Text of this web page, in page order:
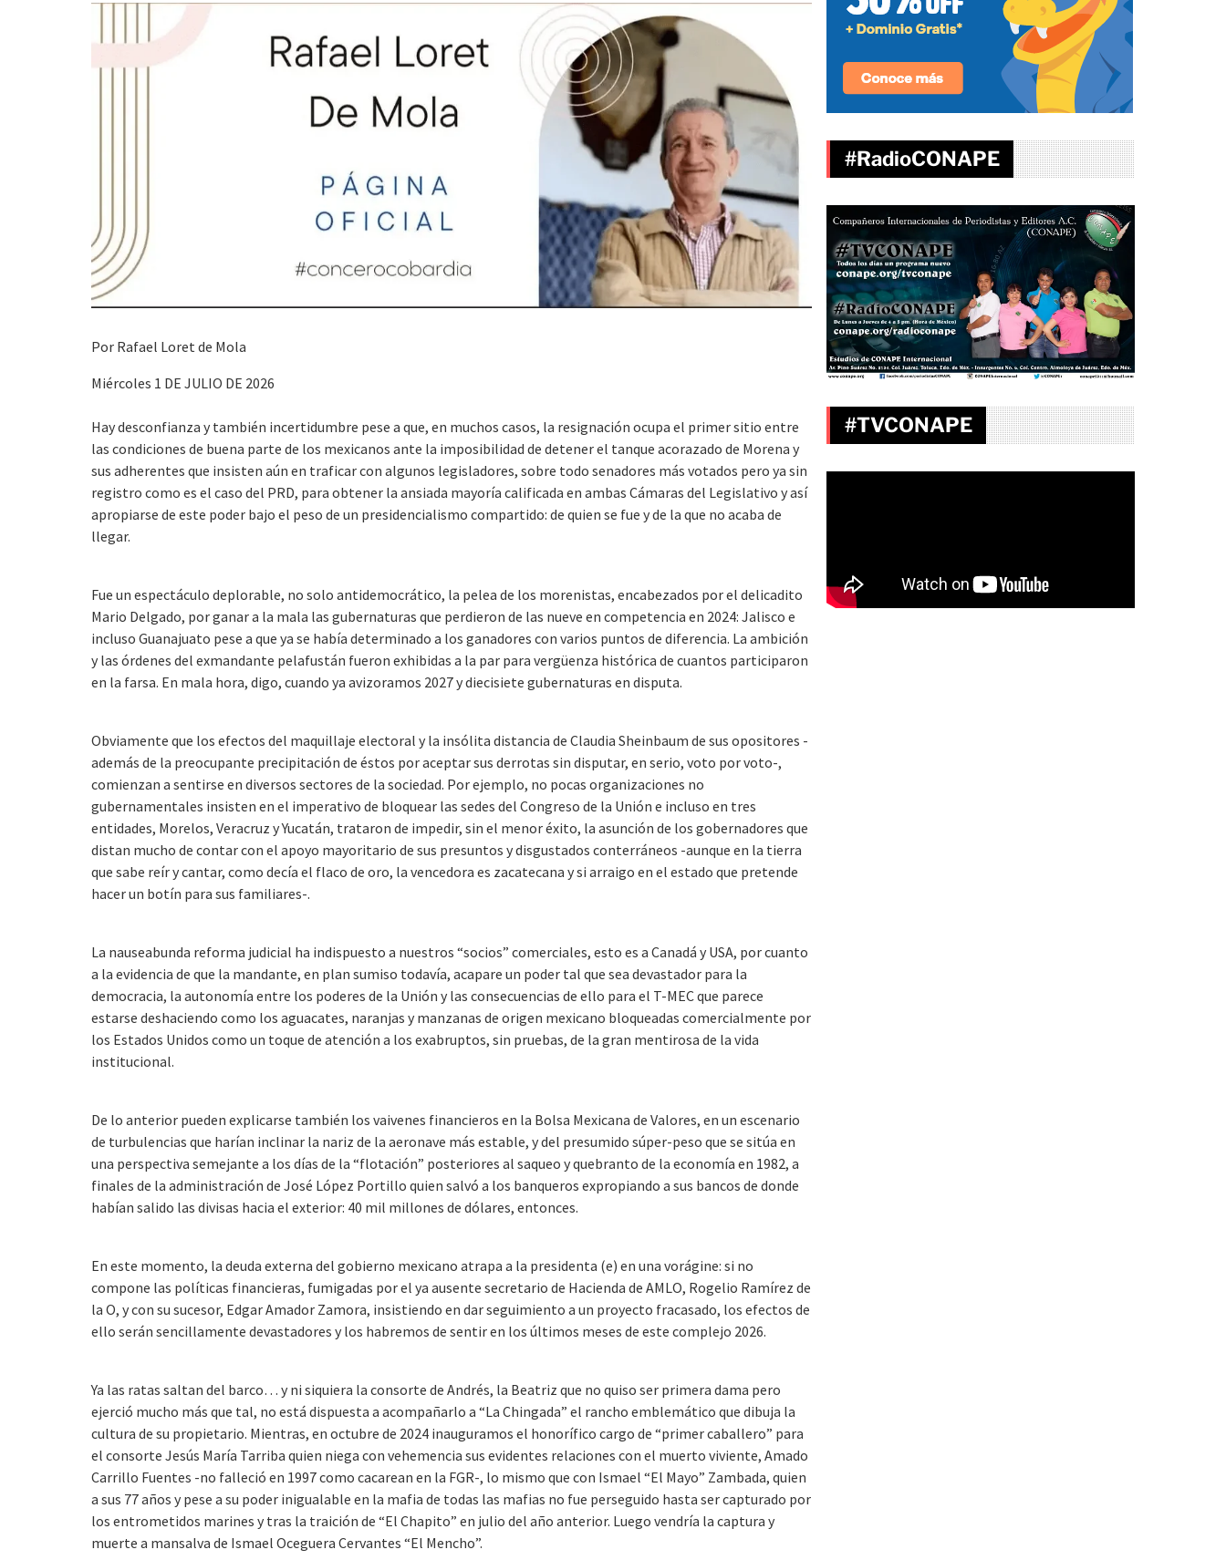
Por Rafael Loret de Mola
Miércoles 1 DE JULIO DE 2026
Hay desconfianza y también incertidumbre pese a que, en muchos casos, la resignación ocupa el primer sitio entre
las condiciones de buena parte de los mexicanos ante la imposibilidad de detener el tanque acorazado de Morena y
sus adherentes que insisten aún en traficar con algunos legisladores, sobre todo senadores más votados pero ya sin
registro como es el caso del PRD, para obtener la ansiada mayoría calificada en ambas Cámaras del Legislativo y así
apropiarse de este poder bajo el peso de un presidencialismo compartido: de quien se fue y de la que no acaba de
llegar.
Fue un espectáculo deplorable, no solo antidemocrático, la pelea de los morenistas, encabezados por el delicadito
Mario Delgado, por ganar a la mala las gubernaturas que perdieron de las nueve en competencia en 2024: Jalisco e
incluso Guanajuato pese a que ya se había determinado a los ganadores con varios puntos de diferencia. La ambición
y las órdenes del exmandante pelafustán fueron exhibidas a la par para vergüenza histórica de cuantos participaron
en la farsa. En mala hora, digo, cuando ya avizoramos 2027 y diecisiete gubernaturas en disputa.
Obviamente que los efectos del maquillaje electoral y la insólita distancia de Claudia Sheinbaum de sus opositores -
además de la preocupante precipitación de éstos por aceptar sus derrotas sin disputar, en serio, voto por voto-,
comienzan a sentirse en diversos sectores de la sociedad. Por ejemplo, no pocas organizaciones no
gubernamentales insisten en el imperativo de bloquear las sedes del Congreso de la Unión e incluso en tres
entidades, Morelos, Veracruz y Yucatán, trataron de impedir, sin el menor éxito, la asunción de los gobernadores que
distan mucho de contar con el apoyo mayoritario de sus presuntos y disgustados conterráneos -aunque en la tierra
que sabe reír y cantar, como decía el flaco de oro, la vencedora es zacatecana y si arraigo en el estado que pretende
hacer un botín para sus familiares-.
La nauseabunda reforma judicial ha indispuesto a nuestros “socios” comerciales, esto es a Canadá y USA, por cuanto
a la evidencia de que la mandante, en plan sumiso todavía, acapare un poder tal que sea devastador para la
democracia, la autonomía entre los poderes de la Unión y las consecuencias de ello para el T-MEC que parece
estarse deshaciendo como los aguacates, naranjas y manzanas de origen mexicano bloqueadas comercialmente por
los Estados Unidos como un toque de atención a los exabruptos, sin pruebas, de la gran mentirosa de la vida
institucional.
De lo anterior pueden explicarse también los vaivenes financieros en la Bolsa Mexicana de Valores, en un escenario
de turbulencias que harían inclinar la nariz de la aeronave más estable, y del presumido súper-peso que se sitúa en
una perspectiva semejante a los días de la “flotación” posteriores al saqueo y quebranto de la economía en 1982, a
finales de la administración de José López Portillo quien salvó a los banqueros expropiando a sus bancos de donde
habían salido las divisas hacia el exterior: 40 mil millones de dólares, entonces.
En este momento, la deuda externa del gobierno mexicano atrapa a la presidenta (e) en una vorágine: si no
compone las políticas financieras, fumigadas por el ya ausente secretario de Hacienda de AMLO, Rogelio Ramírez de
la O, y con su sucesor, Edgar Amador Zamora, insistiendo en dar seguimiento a un proyecto fracasado, los efectos de
ello serán sencillamente devastadores y los habremos de sentir en los últimos meses de este complejo 2026.
Ya las ratas saltan del barco… y ni siquiera la consorte de Andrés, la Beatriz que no quiso ser primera dama pero
ejerció mucho más que tal, no está dispuesta a acompañarlo a “La Chingada” el rancho emblemático que dibuja la
cultura de su propietario. Mientras, en octubre de 2024 inauguramos el honorífico cargo de “primer caballero” para
el consorte Jesús María Tarriba quien niega con vehemencia sus evidentes relaciones con el muerto viviente, Amado
Carrillo Fuentes -no falleció en 1997 como cacarean en la FGR-, lo mismo que con Ismael “El Mayo” Zambada, quien
a sus 77 años y pese a su poder inigualable en la mafia de todas las mafias no fue perseguido hasta ser capturado por
los entrometidos marines y tras la traición de “El Chapito” en julio del año anterior. Luego vendría la captura y
muerte a mansalva de Ismael Oceguera Cervantes “El Mencho”.
#RadioCONAPE
#TVCONAPE